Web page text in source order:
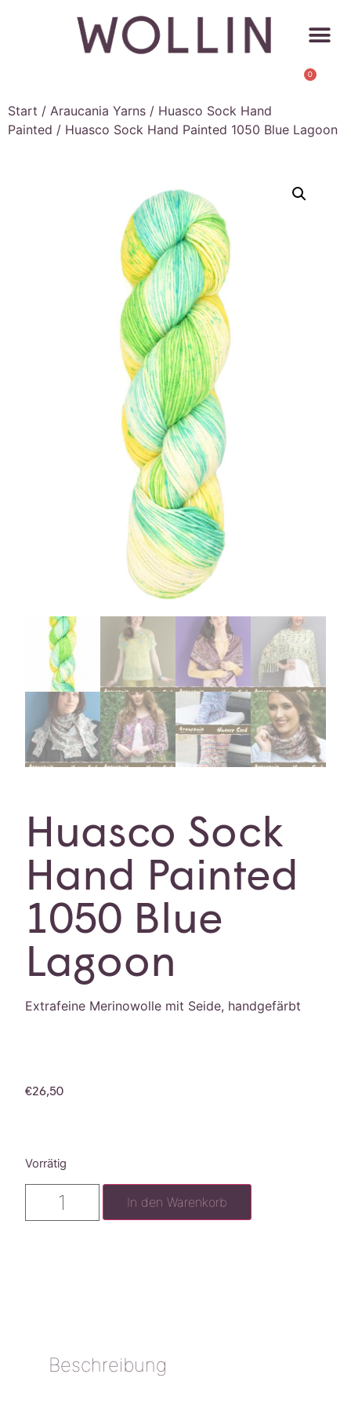
0
Start / Araucania Yarns / Huasco Sock Hand
Painted / Huasco Sock Hand Painted 1050 Blue Lagoon
Huasco Sock
Hand Painted
1050 Blue
Lagoon
Extrafeine Merinowolle mit Seide, handgefärbt
€26,50
Vorrätig
In den Warenkorb
Beschreibung